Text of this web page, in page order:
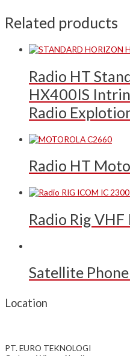
Related products
Radio HT
HX400IS
Radio
Radio HT
Radio Rig
Satellite
Location
PT. EURO TEKNOLOGI